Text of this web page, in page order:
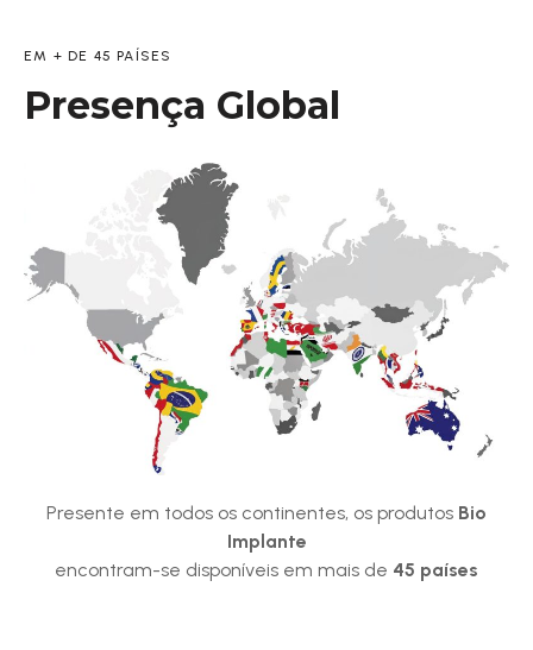
EM + DE 45 PAÍSES
Presença Global
Presente em todos os continentes, os produtos Bio
Implante
encontram-se disponíveis em mais de 45 países